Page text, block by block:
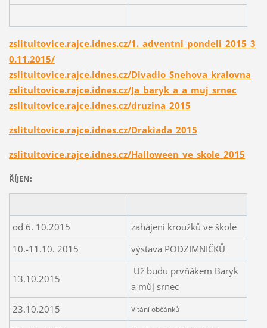
zslitultovice.rajce.idnes.cz/1._adventni_pondeli_2015_3
0.11.2015/
zslitultovice.rajce.idnes.cz/Divadlo_Snehova_kralovna
zslitultovice.rajce.idnes.cz/Ja_baryk_a_a_muj_srnec
zslitultovice.rajce.idnes.cz/druzina_2015
zslitultovice.rajce.idnes.cz/Drakiada_2015
zslitultovice.rajce.idnes.cz/Halloween_ve_skole_2015
ŘÍJEN:
od 6. 10.2015
zahájení kroužků ve škole
10.-11.10. 2015
výstava PODZIMNIČKŮ
13.10.2015
Už budu prvňákem Baryk
a můj srnec
23.10.2015
Vítání občánků